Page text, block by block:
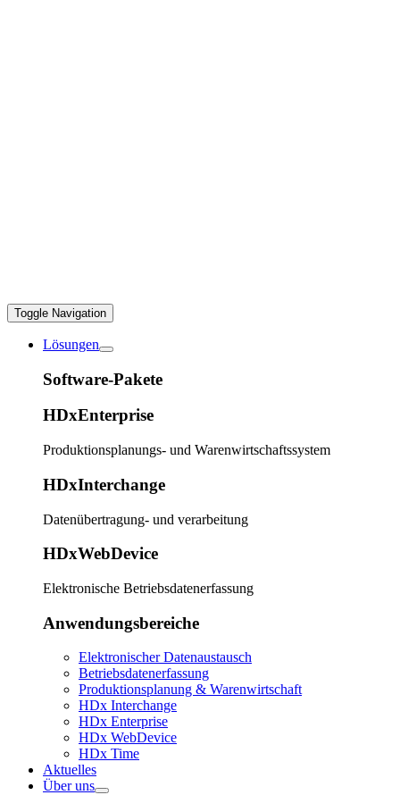
Toggle Navigation
Lösungen
Software-Pakete
HDxEnterprise
Produktionsplanungs- und Warenwirtschaftssystem
HDxInterchange
Datenübertragung- und verarbeitung
HDxWebDevice
Elektronische Betriebsdatenerfassung
Anwendungsbereiche
Elektronischer Datenaustausch
Betriebsdatenerfassung
Produktionsplanung & Warenwirtschaft
HDx Interchange
HDx Enterprise
HDx WebDevice
HDx Time
Aktuelles
Über uns